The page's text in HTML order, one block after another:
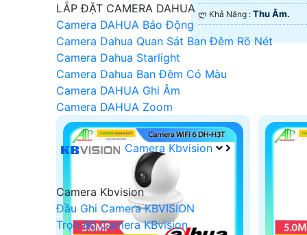
LẮP ĐẶT CAMERA DAHUA
Camera DAHUA Báo Động
Camera Dahua Quan Sát Ban Đêm Rõ Nét
Camera Dahua Starlight
Camera Dahua Ban Đêm Có Màu
Camera DAHUA Ghi Âm
Camera DAHUA Zoom
Camera Kbvision
Camera Kbvision
Đầu Ghi Camera KBVISION
Trọn Bộ Camera KBvision
️ლ Khả Năng : Thu Âm.